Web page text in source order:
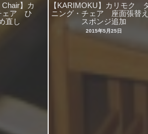
】カ
ェア ひ
直し
【KARIMOKU】カリモク
ニング・チェア 座面張
スポンジ追加
2015年5月25日